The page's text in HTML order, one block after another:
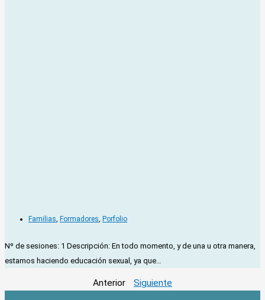
Familias, Formadores, Porfolio
Nº de sesiones: 1 Descripción: En todo momento, y de una u otra manera,
estamos haciendo educación sexual, ya que…
Anterior Siguiente